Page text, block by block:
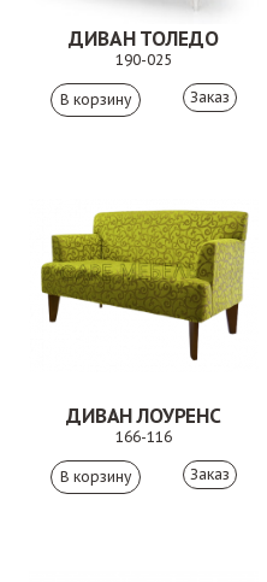
ДИВАН ТОЛЕДО
190-025
Заказ
ДИВАН ЛОУРЕНС
166-116
Заказ